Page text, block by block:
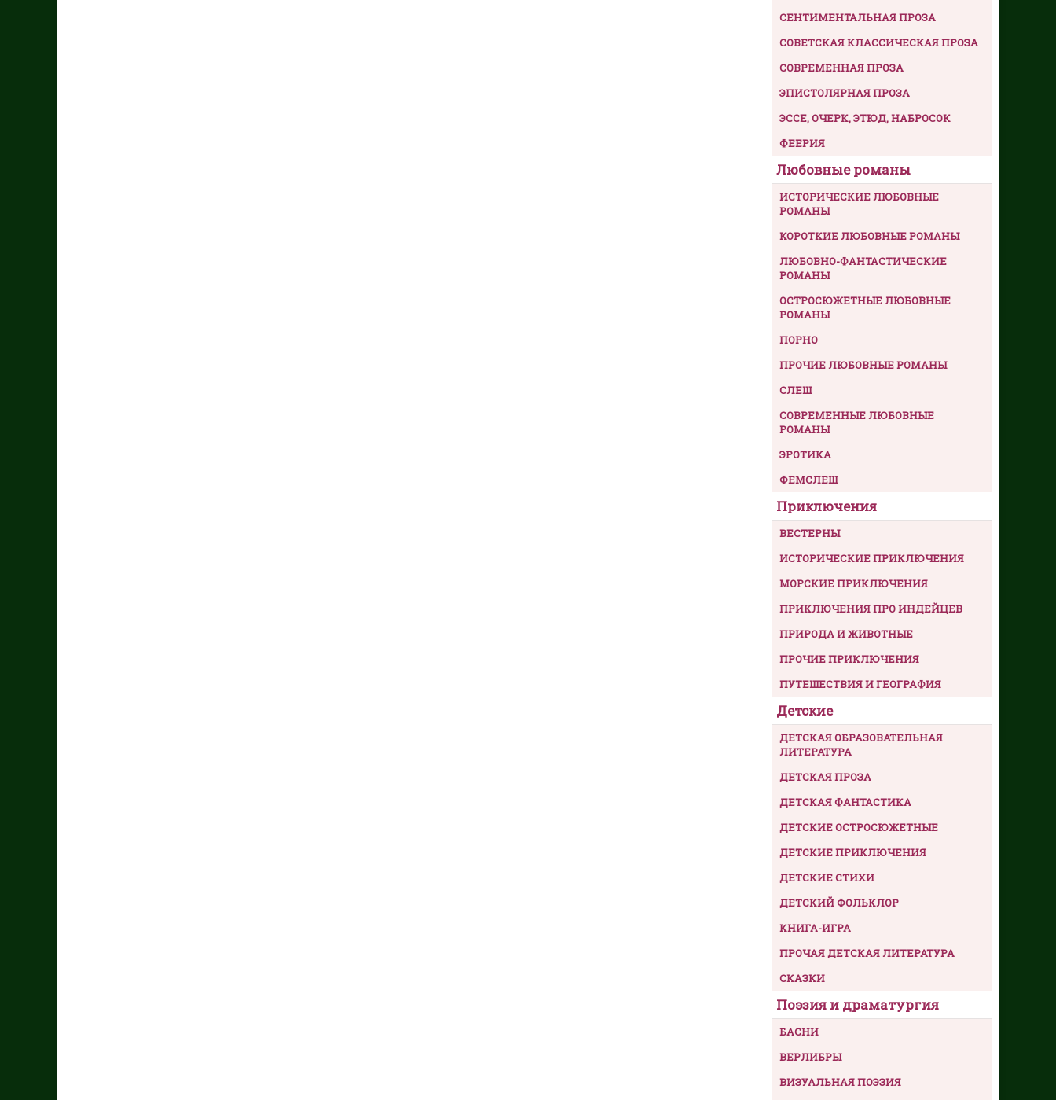
СЕНТИМЕНТАЛЬНАЯ ПРОЗА
СОВЕТСКАЯ КЛАССИЧЕСКАЯ ПРОЗА
СОВРЕМЕННАЯ ПРОЗА
ЭПИСТОЛЯРНАЯ ПРОЗА
ЭССЕ, ОЧЕРК, ЭТЮД, НАБРОСОК
ФЕЕРИЯ
Любовные романы
ИСТОРИЧЕСКИЕ ЛЮБОВНЫЕ
РОМАНЫ
КОРОТКИЕ ЛЮБОВНЫЕ РОМАНЫ
ЛЮБОВНО-ФАНТАСТИЧЕСКИЕ
РОМАНЫ
ОСТРОСЮЖЕТНЫЕ ЛЮБОВНЫЕ
РОМАНЫ
ПОРНО
ПРОЧИЕ ЛЮБОВНЫЕ РОМАНЫ
СЛЕШ
СОВРЕМЕННЫЕ ЛЮБОВНЫЕ
РОМАНЫ
ЭРОТИКА
ФЕМСЛЕШ
Приключения
ВЕСТЕРНЫ
ИСТОРИЧЕСКИЕ ПРИКЛЮЧЕНИЯ
МОРСКИЕ ПРИКЛЮЧЕНИЯ
ПРИКЛЮЧЕНИЯ ПРО ИНДЕЙЦЕВ
ПРИРОДА И ЖИВОТНЫЕ
ПРОЧИЕ ПРИКЛЮЧЕНИЯ
ПУТЕШЕСТВИЯ И ГЕОГРАФИЯ
Детские
ДЕТСКАЯ ОБРАЗОВАТЕЛЬНАЯ
ЛИТЕРАТУРА
ДЕТСКАЯ ПРОЗА
ДЕТСКАЯ ФАНТАСТИКА
ДЕТСКИЕ ОСТРОСЮЖЕТНЫЕ
ДЕТСКИЕ ПРИКЛЮЧЕНИЯ
ДЕТСКИЕ СТИХИ
ДЕТСКИЙ ФОЛЬКЛОР
КНИГА-ИГРА
ПРОЧАЯ ДЕТСКАЯ ЛИТЕРАТУРА
СКАЗКИ
Поэзия и драматургия
БАСНИ
ВЕРЛИБРЫ
ВИЗУАЛЬНАЯ ПОЭЗИЯ